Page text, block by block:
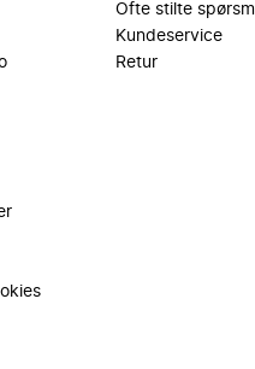
Ofte stilte
Kundeservice
Retur